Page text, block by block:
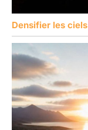
Densifier les